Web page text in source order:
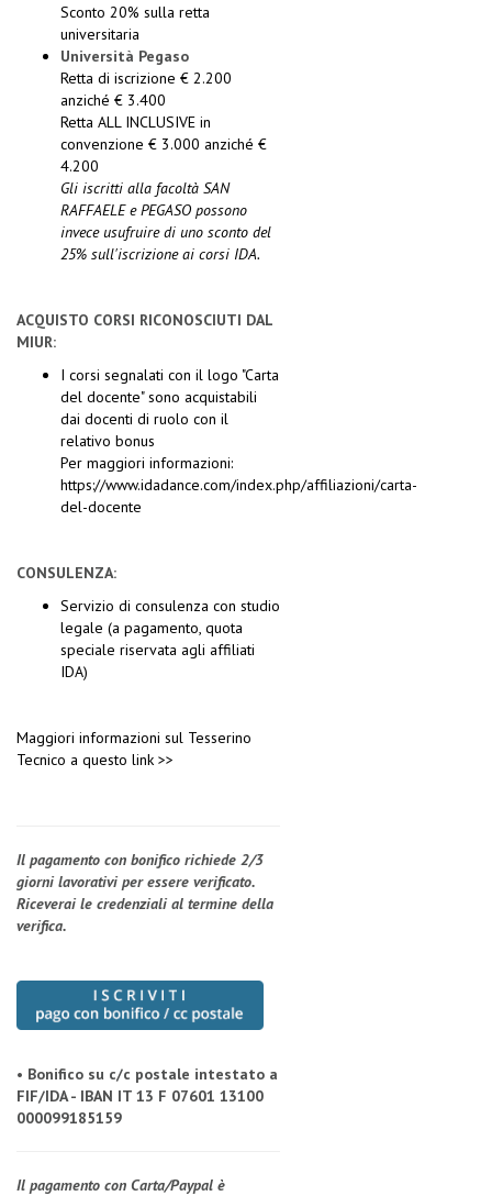
Sconto 20% sulla retta
universitaria
Università Pegaso
Retta di iscrizione € 2.200
anziché € 3.400
Retta ALL INCLUSIVE in
convenzione € 3.000 anziché €
4.200
Gli iscritti alla facoltà SAN
RAFFAELE e PEGASO possono
invece usufruire di uno sconto del
25% sull'iscrizione ai corsi IDA.
ACQUISTO CORSI RICONOSCIUTI DAL
MIUR:
I corsi segnalati con il logo "Carta
del docente" sono acquistabili
dai docenti di ruolo con il
relativo bonus
Per maggiori informazioni:
https://www.idadance.com/index.php/affiliazioni/carta-
del-docente
CONSULENZA:
Servizio di consulenza con studio
legale (a pagamento, quota
speciale riservata agli affiliati
IDA)
Maggiori informazioni sul Tesserino
Tecnico a questo link >>
Il pagamento con bonifico richiede 2/3
giorni lavorativi per essere verificato.
Riceverai le credenziali al termine della
verifica.
• Bonifico su c/c postale intestato a
FIF/IDA - IBAN IT 13 F 07601 13100
000099185159
Il pagamento con Carta/Paypal è